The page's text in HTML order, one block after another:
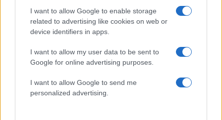
I want to allow Google to enable storage
related to advertising like cookies on web or
device identifiers in apps.
I want to allow my user data to be sent to
Google for online advertising purposes.
I want to allow Google to send me
personalized advertising.
Μητσοτάκης στην υπογραφή συμφωνίας
για την ηλεκτρική διασύνδεση Ελλάδας –
Κύπρου: «Ισχυρή ψήφος εμπιστοσύνης» η
είσοδος της Meridiam στην GSI
Canadair 515: Οι πρώτες εικόνες από την
κατασκευή του αεροσκάφους που θα
επιχειρεί και τη νύχτα στα μέτωπα της
Αυγερινός, Μουτσάτσου και ακόμη 20